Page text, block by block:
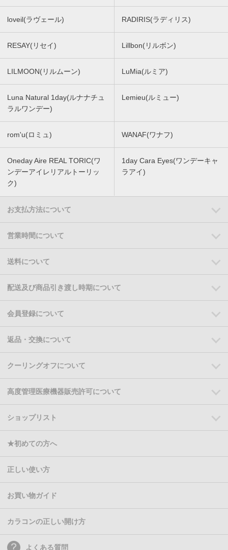
loveil(ラヴェール) RADIRIS(ラディリス)
RESAY(リセイ) Lillbon(リルボン)
LILMOON(リルムーン) LuMia(ルミア)
Luna Natural 1day(ルナナチュ
ラルワンデー)
Lemieu(ルミュー)
rom'u(ロミュ) WANAF(ワナフ)
Oneday Aire REAL TORIC(ワ
ンデーアイレリアルトーリッ
ク)
1day Cara Eyes(ワンデーキャ
ラアイ)
お支払方法について
営業時間について
送料について
配送及び商品引き渡し時期について
会員登録について
返品・交換について
クーリングオフについて
高度管理医療機器販売許可について
ショップリスト
★初めての方へ
正しい使い方
お買い物ガイド
カラコンの正しい開け方
よくある質問